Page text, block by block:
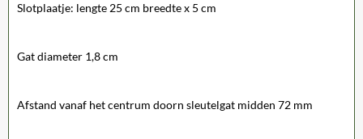
Slotplaatje: lengte 25 cm breedte x 5 cm
Gat diameter 1,8 cm
Afstand vanaf het centrum doorn sleutelgat midden 72 mm